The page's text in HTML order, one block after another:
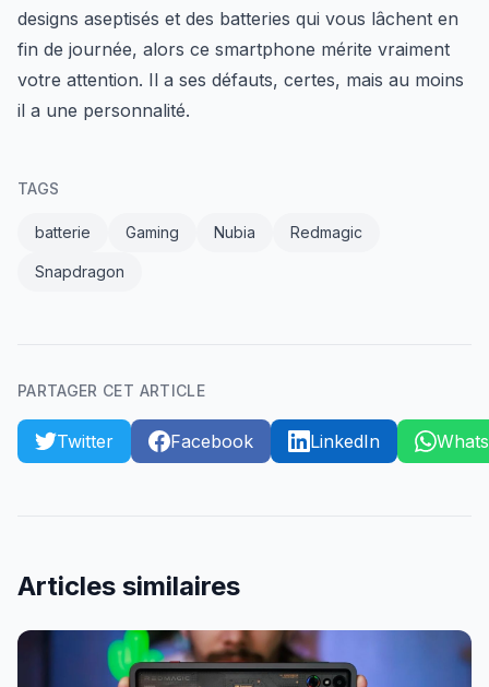
designs aseptisés et des batteries qui vous lâchent en
fin de journée, alors ce smartphone mérite vraiment
votre attention. Il a ses défauts, certes, mais au moins
il a une personnalité.
TAGS
batterie Gaming Nubia Redmagic
Snapdragon
PARTAGER CET ARTICLE
Twitter Facebook LinkedIn
Articles similaires